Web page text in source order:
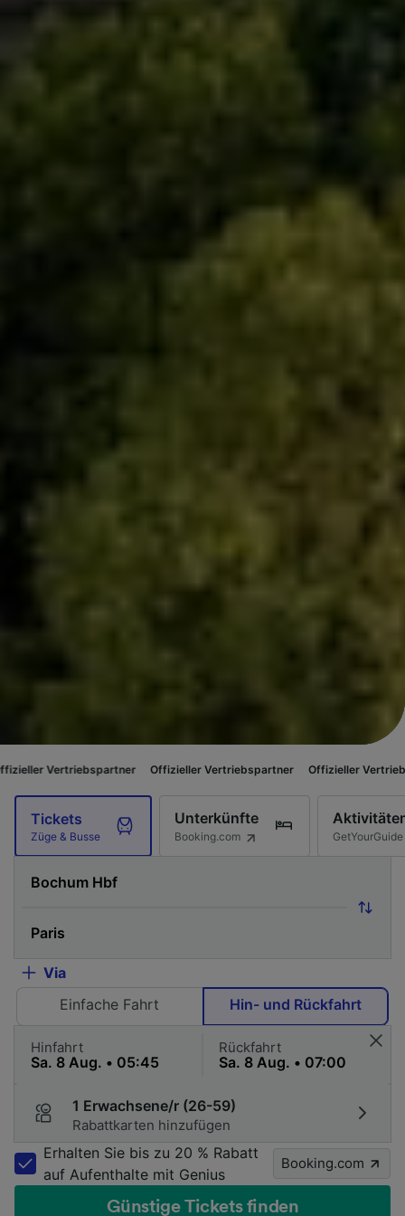
Offizieller Vertriebspartner Offizieller Vertriebspartner
Tickets
Züge & Busse
Unterkünfte
Booking.com GetYourGuide
Via
Einfache Fahrt
Hin- und Rückfahrt
Hinfahrt Rückfahrt
1 Erwachsene/r (26-59)
Rabattkarten hinzufügen
Erhalten Sie bis zu 20 % Rabatt
auf Aufenthalte mit Genius
Booking.com
Günstige Tickets finden